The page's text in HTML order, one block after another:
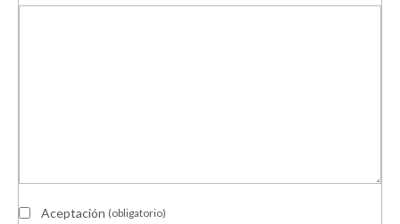
Aceptación (obligatorio)